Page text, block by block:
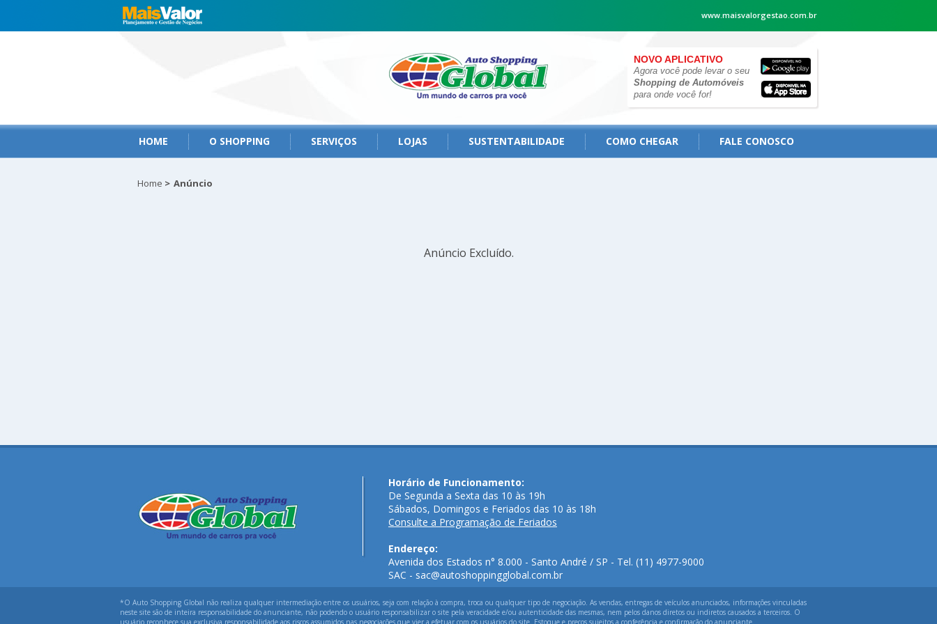
www.maisvalorgestao.com.br
NOVO APLICATIVO
Agora você pode levar o seu
Shopping de Automóveis
para onde você for!
HOME O SHOPPING SERVIÇOS LOJAS SUSTENTABILIDADE COMO CHEGAR FALE CONOSCO
Home > Anúncio
Anúncio Excluído.
Horário de Funcionamento:
De Segunda a Sexta das 10 às 19h
Sábados, Domingos e Feriados das 10 às 18h
Consulte a Programação de Feriados
Endereço:
Avenida dos Estados n° 8.000 - Santo André / SP - Tel. (11) 4977-9000
SAC - sac@autoshoppingglobal.com.br
*O Auto Shopping Global não realiza qualquer intermediação entre os usuários, seja com relação à compra, troca ou qualquer tipo de negociação. As vendas, entregas de veículos anunciados, informações vinculadas
neste site são de inteira responsabilidade do anunciante, não podendo o usuário responsabilizar o site pela veracidade e/ou autenticidade das mesmas, nem pelos danos diretos ou indiretos causados a terceiros. O
usuário reconhece sua exclusiva responsabilidade aos riscos assumidos nas negociações que vier a efetuar com os usuários do site. Estoque e preços sujeitos a conferência e confirmação do anunciante.